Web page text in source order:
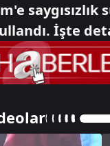
saygısızlık
İşte